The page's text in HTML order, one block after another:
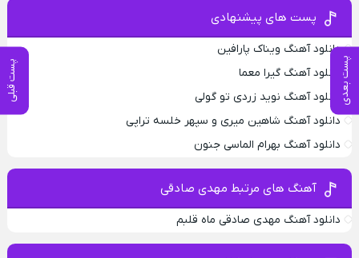
پست بعدی پست قبلی
پست های پیشنهادی
دانلود آهنگ ویناک پارافین
دانلود آهنگ گیرا معما
دانلود آهنگ نوید زردی تو گولی
دانلود آهنگ شاهین میری و سپهر خلسه تراپی
دانلود آهنگ بهرام الماسی جنون
آهنگ های مرتبط مهدی صادقی
دانلود آهنگ مهدی صادقی ماه قلبم